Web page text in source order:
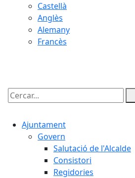
Castellà
Anglès
Alemany
Francès
Cercar:
Ajuntament
Govern
Salutació de l'Alcalde
Consistori
Regidories